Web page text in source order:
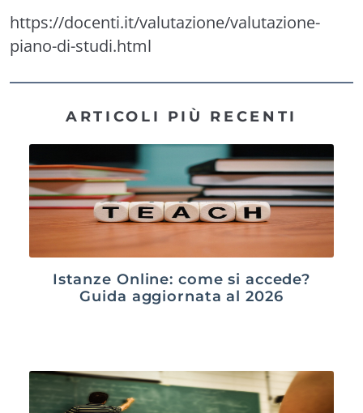
https://docenti.it/valutazione/valutazione-
piano-di-studi.html
ARTICOLI PIÙ RECENTI
Istanze Online: come si accede?
Guida aggiornata al 2026